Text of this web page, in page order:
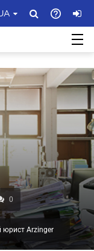
0
юрист Arzinger